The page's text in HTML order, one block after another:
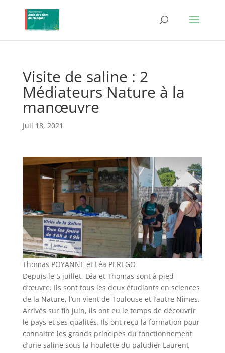
Visite de saline : 2
Médiateurs Nature à la
manœuvre
Juil 18, 2021
Thomas POYANNE et Léa PEREGO
Depuis le 5 juillet, Léa et Thomas sont à pied
d’œuvre. Ils sont tous les deux étudiants en sciences
de la Nature, l’un vient de Toulouse et l’autre Nîmes.
Arrivés sur fin juin, ils ont eu le temps de découvrir
le pays et ses qualités. Ils ont reçu la formation pour
connaitre les grands principes du fonctionnement
d’une saline sous la houlette du paludier Laurent